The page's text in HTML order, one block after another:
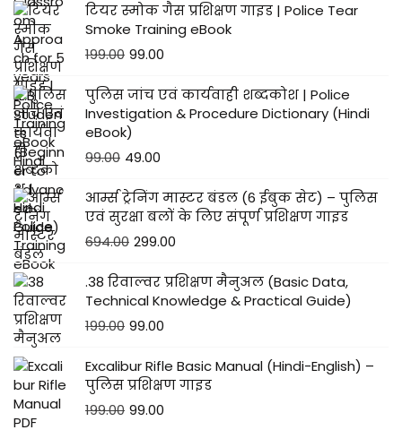
टियर स्मोक गैस प्रशिक्षण गाइड | Police Tear
Smoke Training eBook
199.00 99.00
पुलिस जांच एवं कार्यवाही शब्दकोश | Police
Investigation & Procedure Dictionary (Hindi
eBook)
99.00 49.00
आर्म्स ट्रेनिंग मास्टर बंडल (6 ईबुक सेट) – पुलिस
एवं सुरक्षा बलों के लिए संपूर्ण प्रशिक्षण गाइड
694.00 299.00
.38 रिवाल्वर प्रशिक्षण मैनुअल (Basic Data,
Technical Knowledge & Practical Guide)
199.00 99.00
Excalibur Rifle Basic Manual (Hindi-English) –
पुलिस प्रशिक्षण गाइड
199.00 99.00